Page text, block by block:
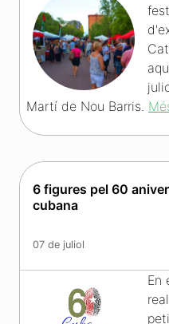
Martí de Nou Barris.
6 figures pel 60
cubana
07 de juliol
En